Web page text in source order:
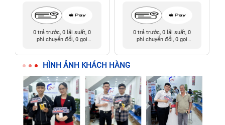
0 trả trước, 0 lãi suất, 0
phí chuyển đổi, 0 gọi
0 trả trước, 0 lãi suất, 0
phí chuyển đổi, 0 gọi
HÌNH ẢNH KHÁCH HÀNG